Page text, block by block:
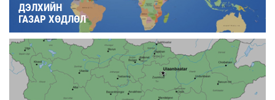
ДЭЛХИЙН
ГАЗАР ХӨДЛӨЛ